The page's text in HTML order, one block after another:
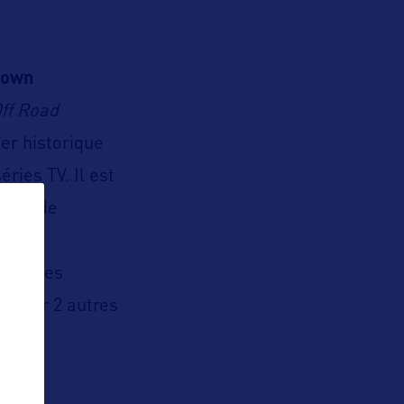
Road
historique
TV. Il est
de
et ses
2 autres